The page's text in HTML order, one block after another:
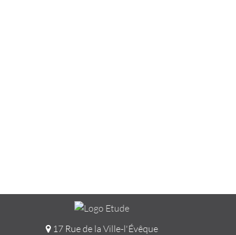
17 Rue de la Ville-l'Évêque